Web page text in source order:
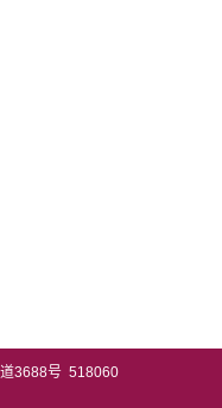
3688号 518060